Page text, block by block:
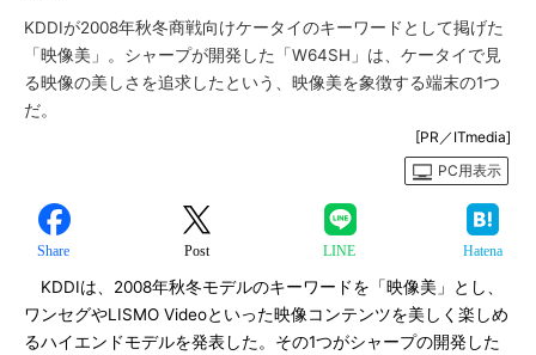
KDDIが2008年秋冬商戦向けケータイのキーワードとして掲げた
「映像美」。シャープが開発した「W64SH」は、ケータイで見
る映像の美しさを追求したという、映像美を象徴する端末の1つ
だ。
[PR／ITmedia]
PC用表示
Share Post LINE Hatena
KDDIは、2008年秋冬モデルのキーワードを「映像美」とし、
ワンセグやLISMO Videoといった映像コンテンツを美しく楽しめ
るハイエンドモデルを発表した。その1つがシャープの開発した